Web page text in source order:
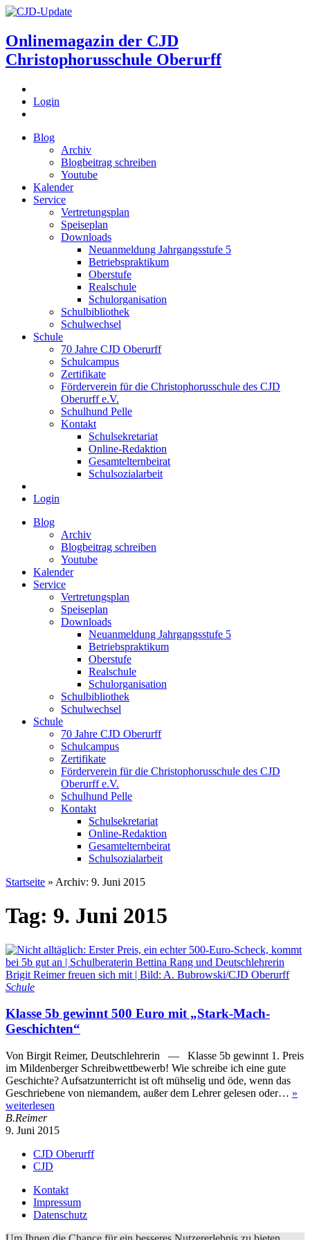
Onlinemagazin der CJD
Christophorusschule Oberurff
Login
Blog
Archiv
Blogbeitrag schreiben
Youtube
Kalender
Service
Vertretungsplan
Speiseplan
Downloads
Neuanmeldung Jahrgangsstufe 5
Betriebspraktikum
Oberstufe
Realschule
Schulorganisation
Schulbibliothek
Schulwechsel
Schule
70 Jahre CJD Oberurff
Schulcampus
Zertifikate
Förderverein für die Christophorusschule des CJD
Oberurff e.V.
Schulhund Pelle
Kontakt
Schulsekretariat
Online-Redaktion
Gesamtelternbeirat
Schulsozialarbeit
Login
Blog
Archiv
Blogbeitrag schreiben
Youtube
Kalender
Service
Vertretungsplan
Speiseplan
Downloads
Neuanmeldung Jahrgangsstufe 5
Betriebspraktikum
Oberstufe
Realschule
Schulorganisation
Schulbibliothek
Schulwechsel
Schule
70 Jahre CJD Oberurff
Schulcampus
Zertifikate
Förderverein für die Christophorusschule des CJD
Oberurff e.V.
Schulhund Pelle
Kontakt
Schulsekretariat
Online-Redaktion
Gesamtelternbeirat
Schulsozialarbeit
Startseite » Archiv: 9. Juni 2015
Tag: 9. Juni 2015
Schule
Klasse 5b gewinnt 500 Euro mit „Stark-Mach-
Geschichten“
Von Birgit Reimer, Deutschlehrerin — Klasse 5b gewinnt 1. Preis
im Mildenberger Schreibwettbewerb! Wie schreibe ich eine gute
Geschichte? Aufsatzunterricht ist oft mühselig und öde, wenn das
Geschriebene von niemandem, außer dem Lehrer gelesen oder… »
weiterlesen
B.Reimer
9. Juni 2015
CJD Oberurff
CJD
Kontakt
Impressum
Datenschutz